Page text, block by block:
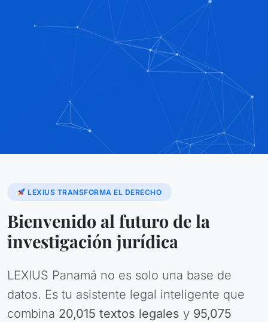
LEXIUS TRANSFORMA EL DERECHO
Bienvenido al futuro de la
investigación jurídica
LEXIUS Panamá no es solo una base de
datos. Es tu asistente legal inteligente que
combina 20,015 textos legales y 95,075